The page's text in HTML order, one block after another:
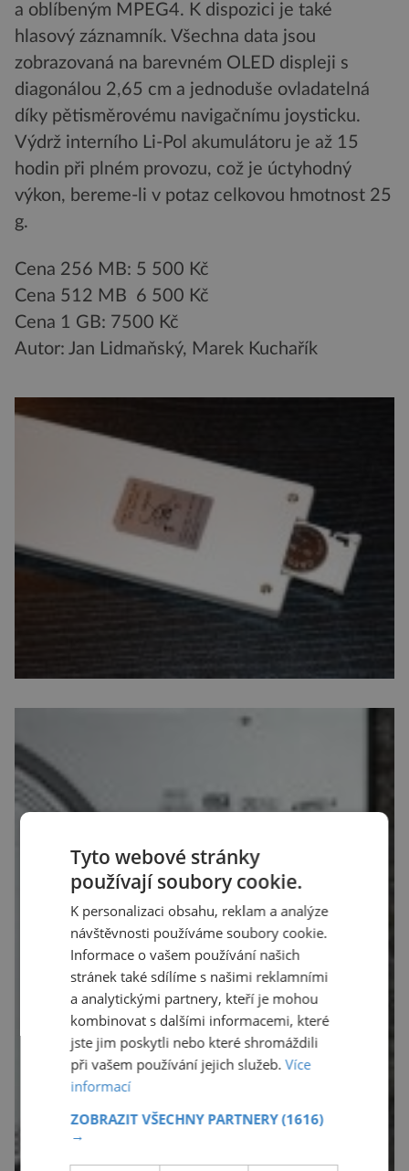
a oblíbeným MPEG4. K dispozici je také
hlasový záznamník. Všechna data jsou
zobrazovaná na barevném OLED displeji s
diagonálou 2,65 cm a jednoduše ovladatelná
díky pětisměrovému navigačnímu joysticku.
Výdrž interního Li-Pol akumulátoru je až 15
hodin při plném provozu, což je úctyhodný
výkon, bereme-li v potaz celkovou hmotnost 25
g.
Cena 256 MB: 5 500 Kč
Cena 512 MB 6 500 Kč
Cena 1 GB: 7500 Kč
Autor: Jan Lidmaňský, Marek Kuchařík
Tyto webové stránky
používají soubory cookie.
K personalizaci obsahu, reklam a analýze
návštěvnosti používáme soubory cookie.
Informace o vašem používání našich
stránek také sdílíme s našimi reklamními
a analytickými partnery, kteří je mohou
kombinovat s dalšími informacemi, které
jste jim poskytli nebo které shromáždili
při vašem používání jejich služeb.Více
informací
ZOBRAZIT VŠECHNY PARTNERY(1616)
→